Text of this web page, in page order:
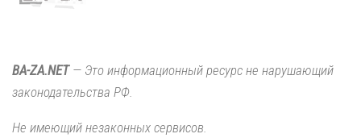
BA-ZA.NET— Это информационный ресурс не нарушающий
законодательства РФ.
Не имеющий незаконных сервисов.